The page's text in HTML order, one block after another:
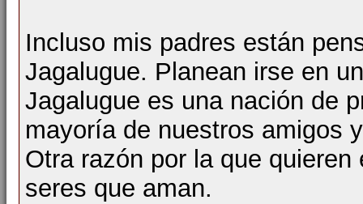
Incluso mis padres están
Jagalugue. Planean irse en
Jagalugue es una nación de
mayoría de nuestros amigos
Otra razón por la que
seres que aman.